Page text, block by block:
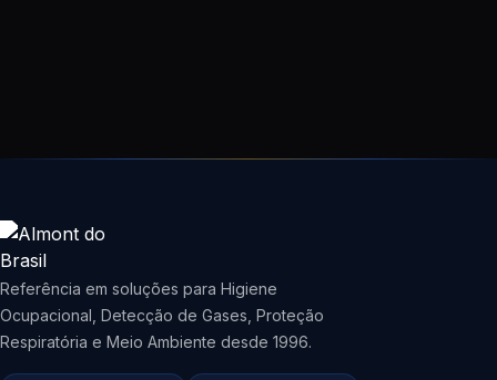
Referência em soluções para Higiene
Ocupacional, Detecção de Gases, Proteção
Respiratória e Meio Ambiente desde 1996.